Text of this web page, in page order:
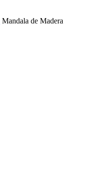
Mandala de Madera